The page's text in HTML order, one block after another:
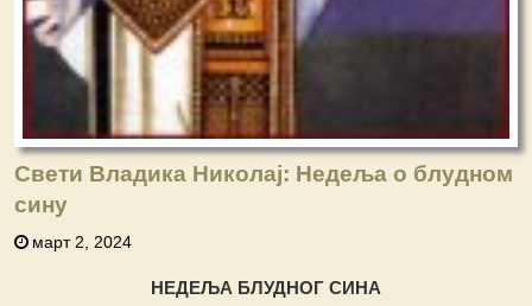
Свети Владика Николај: Недеља o блудном
сину
март 2, 2024
НЕДЕЉА БЛУДНОГ СИНА